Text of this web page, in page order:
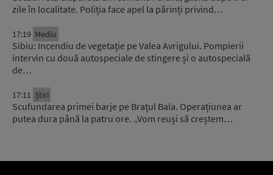
zile în localitate. Poliția face apel la părinți privind…
17:19 Mediu
Sibiu: Incendiu de vegetație pe Valea Avrigului. Pompierii
intervin cu două autospeciale de stingere și o autospecială
de…
17:11 Știri
Scufundarea primei barje pe Brațul Bala. Operațiunea ar
putea dura până la patru ore. „Vom reuși să creștem…